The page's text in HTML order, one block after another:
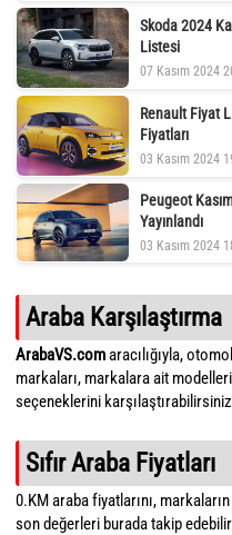
Skoda 2024
Listesi
07 Kasım 2024
Renault Fiyat
Fiyatları
03 Kasım 2024
Peugeot
Yayınlandı
03 Kasım 2024
Araba Karşılaştırma
ArabaVS.comaracılığıyla,
markaları, markalara ait
seçeneklerini
Sıfır Araba Fiyatları
0.KM araba fiyatlarını,
son değerleri burada takip